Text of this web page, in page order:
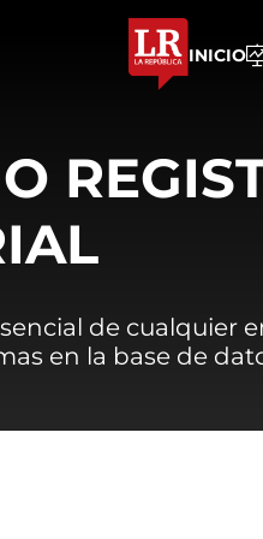
INICIO
de cualquier
en la base de